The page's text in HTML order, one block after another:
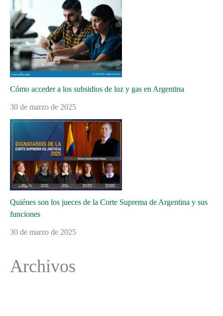
Cómo acceder a los subsidios de luz y gas en Argentina
30 de marzo de 2025
Quiénes son los jueces de la Corte Suprema de Argentina y sus
funciones
30 de marzo de 2025
Archivos